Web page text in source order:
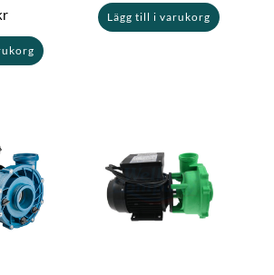
Lägg till i varukorg